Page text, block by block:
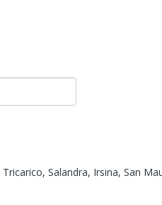
Tricarico, Salandra, Irsina, San